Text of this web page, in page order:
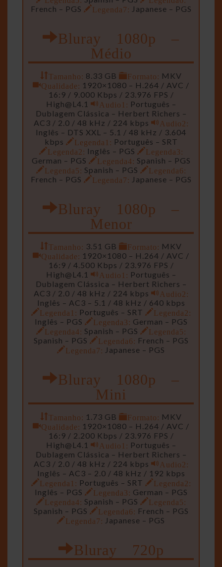
French – PGS
Legenda7: Japanese – PGS
Bluray 1080p –
Médio
Tamanho: 8.33 GB Formato: MKV
Qualidade: 1920×1080 – H.264 / AVC /
16:9 / 9.000 Kbps / 23.976 FPS /
High@L4.1
Audio1: Português –
Dublagem Clássica – Herbert Richers –
AC3 / 2.0 / 48 kHz / 224 kbps
Audio2:
Inglês – DTS XXL – 5.1 / 48 kHz / 3.604
kbps
Legenda1: Português – SRT
Legenda2: Inglês – PGS
Legenda3:
German – PGS
Legenda4: Spanish – PGS
Legenda5: Spanish – PGS
Legenda6:
French – PGS
Legenda7: Japanese – PGS
Bluray 1080p –
Menor
Tamanho: 3.51 GB Formato: MKV
Qualidade: 1920×1080 – H.264 / AVC /
16:9 / 4.500 Kbps / 23.976 FPS /
High@L4.1
Audio1: Português –
Dublagem Clássica – Herbert Richers –
AC3 / 2.0 / 48 kHz / 224 kbps
Audio2:
Inglês – AC3 – 5.1 / 48 kHz / 640 kbps
Legenda1: Português – SRT
Legenda2:
Inglês – PGS
Legenda3: German – PGS
Legenda4: Spanish – PGS
Legenda5:
Spanish – PGS
Legenda6: French – PGS
Legenda7: Japanese – PGS
Bluray 1080p –
Mini
Tamanho: 1.73 GB Formato: MKV
Qualidade: 1920×1080 – H.264 / AVC /
16:9 / 2.200 Kbps / 23.976 FPS /
High@L4.1
Audio1: Português –
Dublagem Clássica – Herbert Richers –
AC3 / 2.0 / 48 kHz / 224 kbps
Audio2:
Inglês – AC3 – 2.0 / 48 kHz / 192 kbps
Legenda1: Português – SRT
Legenda2:
Inglês – PGS
Legenda3: German – PGS
Legenda4: Spanish – PGS
Legenda5:
Spanish – PGS
Legenda6: French – PGS
Legenda7: Japanese – PGS
Bluray 720p